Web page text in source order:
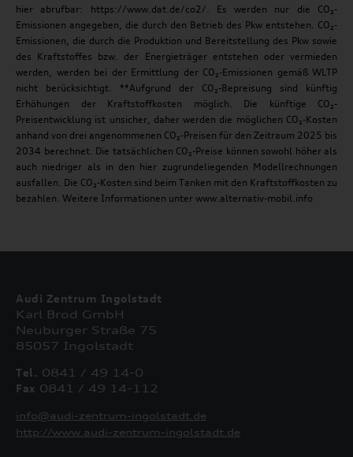
hier abrufbar: https://www.dat.de/co2/. Es werden nur die CO₂-
Emissionen angegeben, die durch den Betrieb des Pkw entstehen. CO₂-
Emissionen, die durch die Produktion und Bereitstellung des Pkw sowie
des Kraftstoffes bzw. der Energieträger entstehen oder vermieden
werden, werden bei der Ermittlung der CO₂-Emissionen gemäß WLTP
nicht berücksichtigt. **Aufgrund der CO₂-Bepreisung sind künftig
Erhöhungen der Kraftstoffkosten möglich. Die künftige CO₂-
Preisentwicklung ist unsicher, daher werden die möglichen CO₂-Kosten
anhand von drei angenommenen CO₂-Preisen für den Zeitraum 2025 bis
2034 berechnet. Die tatsächlichen CO₂-Preise können sowohl höher als
auch niedriger als in den hier zugrundeliegenden Modellrechnungen
ausfallen. Die CO₂-Kosten sind beim Tanken mit den Kraftstoffkosten zu
bezahlen. Weitere Informationen unter www.alternativ-mobil.info
Audi Zentrum Ingolstadt
Karl Brod GmbH
Neuburger Straße 75
85057 Ingolstadt
Tel. 0841 / 49 14-0
Fax 0841 / 49 14-112
info@audi-zentrum-ingolstadt.de
http://www.audi-zentrum-ingolstadt.de